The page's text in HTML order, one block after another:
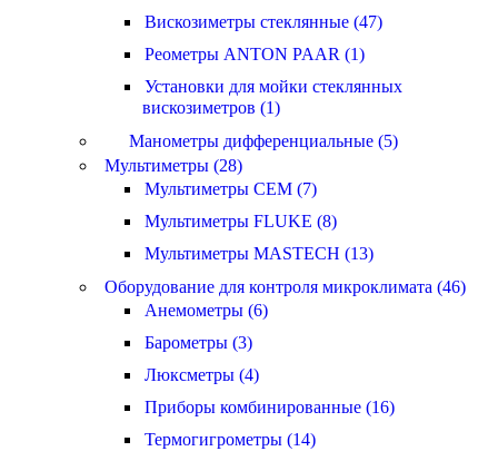
Вискозиметры стеклянные (47)
Реометры ANTON PAAR (1)
Установки для мойки стеклянных
вискозиметров (1)
Манометры дифференциальные (5)
Мультиметры (28)
Мультиметры CEM (7)
Мультиметры FLUKE (8)
Мультиметры MASTECH (13)
Оборудование для контроля микроклимата (46)
Анемометры (6)
Барометры (3)
Люксметры (4)
Приборы комбинированные (16)
Термогигрометры (14)